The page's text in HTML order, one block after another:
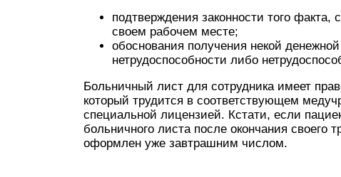
подтверждения законности того факта,
своем рабочем месте;
обоснования получения некой
нетрудоспособности либо
Больничный лист для сотрудника имеет
который трудится в соответствующем
специальной лицензией. Кстати, если
больничного листа после окончания своего
оформлен уже завтрашним числом.